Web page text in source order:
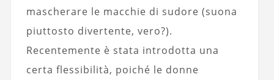
mascherare le macchie di sudore (suona
piuttosto divertente, vero?).
Recentemente è stata introdotta una
certa flessibilità, poiché le donne